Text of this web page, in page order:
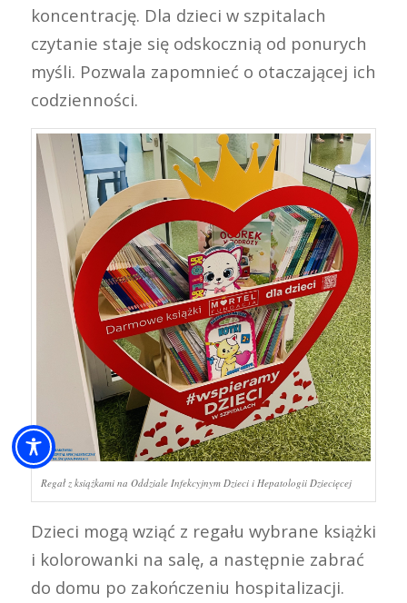
koncentrację. Dla dzieci w szpitalach
czytanie staje się odskocznią od ponurych
myśli. Pozwala zapomnieć o otaczającej ich
codzienności.
Regał z książkami na Oddziale Infekcyjnym Dzieci i Hepatologii Dziecięcej
Dzieci mogą wziąć z regału wybrane książki
i kolorowanki na salę, a następnie zabrać
do domu po zakończeniu hospitalizacji.